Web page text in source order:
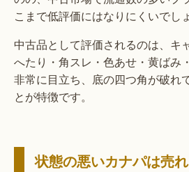
こまで低評価にはなりにくいでしょ
中古品として評価されるのは、キ
へたり・角スレ・色あせ・黄ばみ
非常に目立ち、底の四つ角が破れ
とが特徴です。
状態の悪いカナパは売